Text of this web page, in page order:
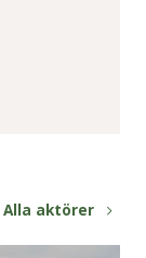
Alla aktörer